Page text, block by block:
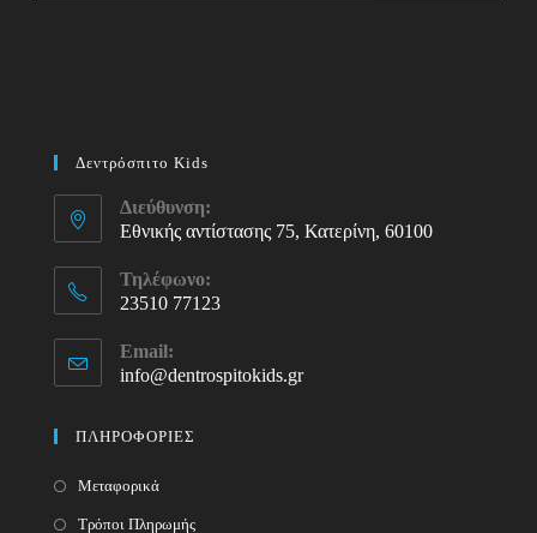
Δεντρόσπιτο Kids
Διεύθυνση:
Εθνικής αντίστασης 75, Κατερίνη, 60100
Τηλέφωνο:
23510 77123
in
Email:
info@dentrospitokids.grOpens
ΠΛΗΡΟΦΟΡΙΕΣ
Μεταφορικά
Τρόποι Πληρωμής